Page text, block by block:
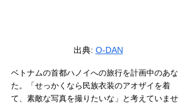
出典: O-DAN
ベトナムの首都ハノイへの旅行を計画中のあな
た。「せっかくなら民族衣装のアオザイを着
て、素敵な写真を撮りたいな」と考えていませ